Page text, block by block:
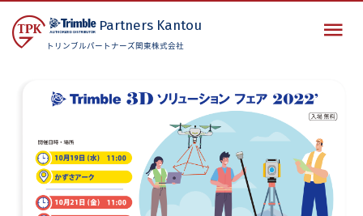
Partners Kantou
トリンブルパートナーズ関東株式会社